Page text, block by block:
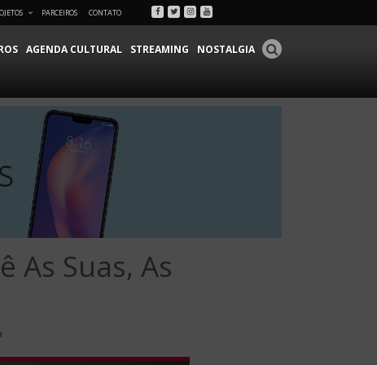
PARCEIROS CONTATO Facebook
Twitter
Instagram
Youtube
AGENDA CULTURAL STREAMING NOSTALGIA
As Suas, As